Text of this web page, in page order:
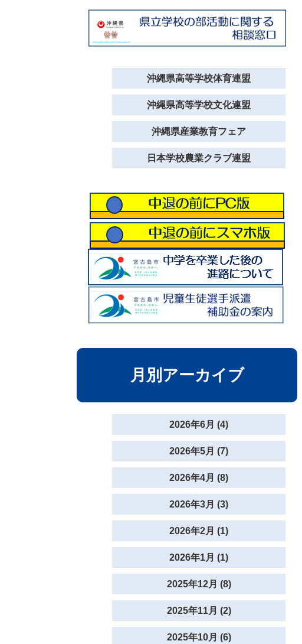
沖縄県高等学校体育連盟
沖縄県高等学校文化連盟
沖縄県産業教育フェア
日本学校農業クラブ連盟
月別アーカイブ
2026年6月 (4)
2026年5月 (7)
2026年4月 (8)
2026年3月 (3)
2026年2月 (1)
2026年1月 (1)
2025年12月 (8)
2025年11月 (2)
2025年10月 (6)